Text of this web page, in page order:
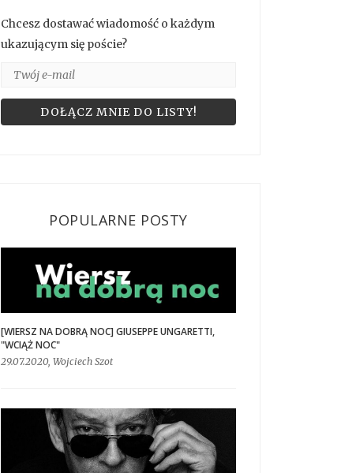
Chcesz dostawać wiadomość o każdym
ukazującym się poście?
POPULARNE POSTY
[WIERSZ NA DOBRĄ NOC] GIUSEPPE UNGARETTI,
"WCIĄŻ NOC"
29.07.2020, Wojciech Szot